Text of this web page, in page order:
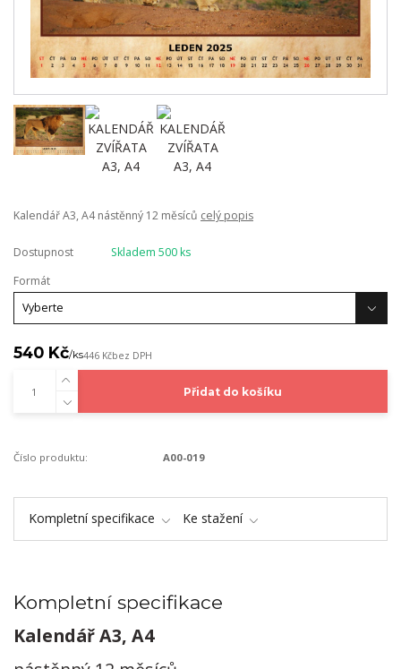
Kalendář A3, A4 nástěnný 12 měsíců celý popis
Dostupnost
Skladem 500 ks
Formát
540 Kč/ks446 Kčbez DPH
Přidat do košíku
Číslo produktu: A00-019
Kompletní specifikace Ke stažení
Kompletní specifikace
Kalendář A3, A4